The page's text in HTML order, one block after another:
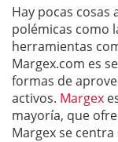
Hay pocas
polémicas como
herramientas
Margex.com es
formas de
activos. Margex
mayoría, que
Margex se